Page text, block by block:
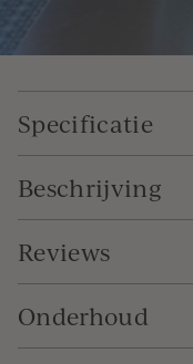
Specificatie
Beschrijving
Reviews
Onderhoud